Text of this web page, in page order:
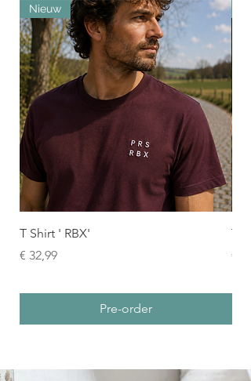
Nieuw
T Shirt ' RBX'
Prijs
€ 32,99
Pre-order
T
Prijs
€